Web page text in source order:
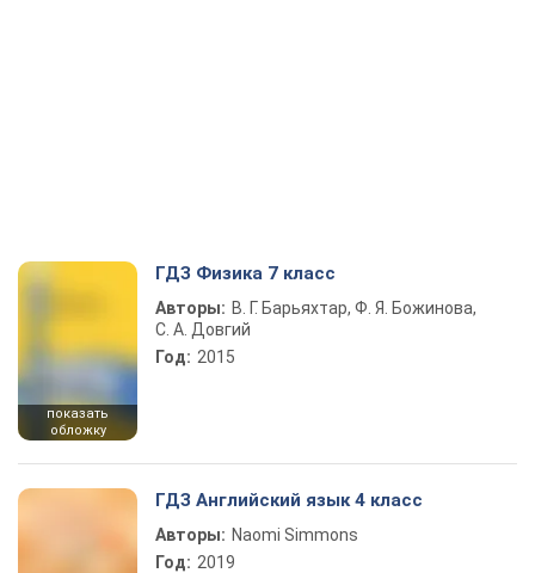
показать
обложку
ГДЗ Физика 7 класс
Авторы: В. Г. Барьяхтар, Ф. Я. Божинова,
С. А. Довгий
Год: 2015
ГДЗ Английский язык 4 класс
Авторы: Naomi Simmons
Год: 2019